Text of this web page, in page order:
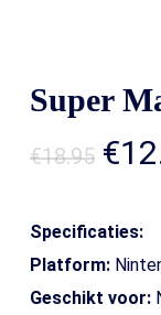
Super
€18.95
was:
€
Specificaties:
Platform:
Geschikt voor: